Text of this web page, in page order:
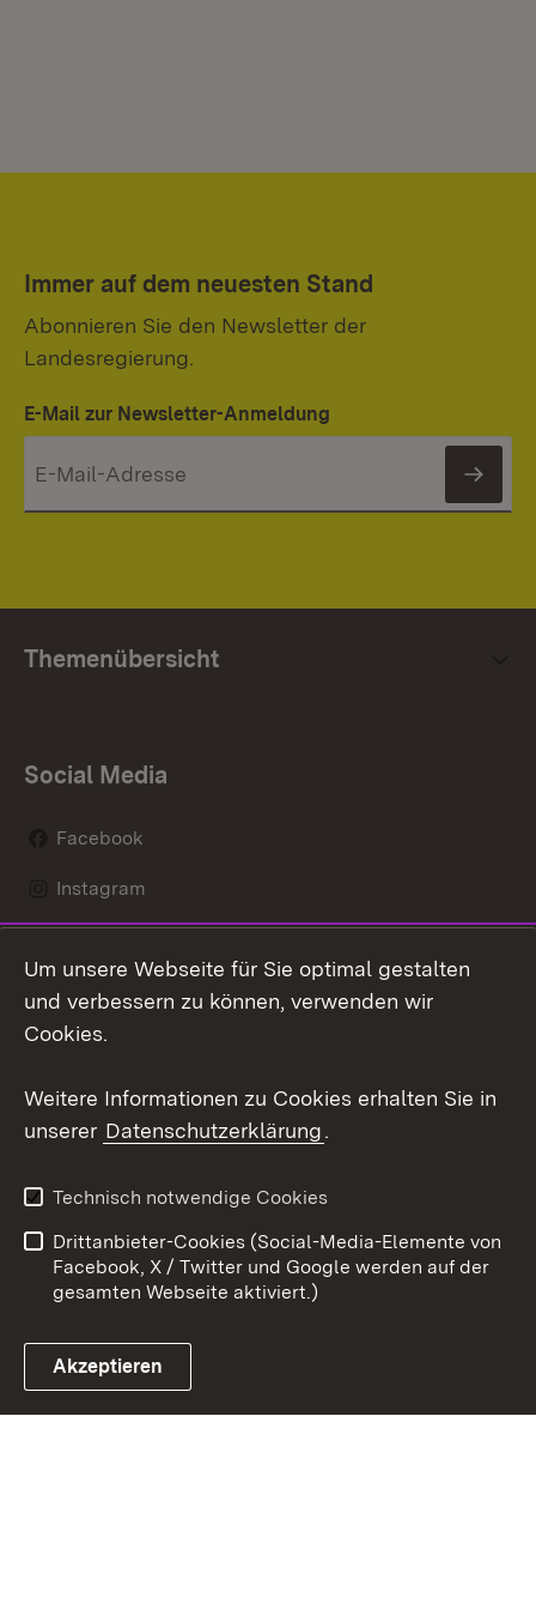
Immer auf dem neuesten Stand
Abonnieren Sie den Newsletter der
Landesregierung.
E-Mail zur Newsletter-Anmeldung
Themenübersicht
Social Media
Facebook
Instagram
Social Wall
Youtube
Link zum Landesportal
Kontakt
Datenschutz
Barrierefreiheit
Impressum Cookies
Um unsere Webseite für Sie optimal gestalten
und verbessern zu können, verwenden wir
Cookies.
Weitere Informationen zu Cookies erhalten Sie in
unserer Datenschutzerklärung.
Technisch notwendige Cookies
Drittanbieter-Cookies (Social-Media-Elemente von
Facebook, X / Twitter und Google werden auf der
gesamten Webseite aktiviert.)
Akzeptieren